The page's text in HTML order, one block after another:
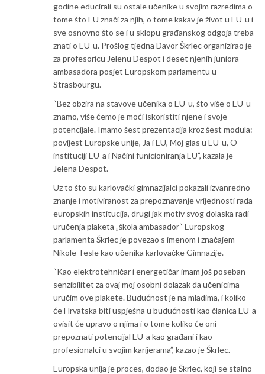
godine educirali su ostale učenike u svojim razredima o
tome što EU znači za njih, o tome kakav je život u EU-u i
sve osnovno što se i u sklopu građanskog odgoja treba
znati o EU-u. Prošlog tjedna Davor Škrlec organizirao je
za profesoricu Jelenu Despot i deset njenih juniora-
ambasadora posjet Europskom parlamentu u
Strasbourgu.
“Bez obzira na stavove učenika o EU-u, što više o EU-u
znamo, više ćemo je moći iskoristiti njene i svoje
potencijale. Imamo šest prezentacija kroz šest modula:
povijest Europske unije, Ja i EU, Moj glas u EU-u, O
instituciji EU-a i Načini funicioniranja EU”, kazala je
Jelena Despot.
Uz to što su karlovački gimnazijalci pokazali izvanredno
znanje i motiviranost za prepoznavanje vrijednosti rada
europskih institucija, drugi jak motiv svog dolaska radi
uručenja plaketa „škola ambasador“ Europskog
parlamenta Škrlec je povezao s imenom i značajem
Nikole Tesle kao učenika karlovačke Gimnazije.
“Kao elektrotehničar i energetičar imam još poseban
senzibilitet za ovaj moj osobni dolazak da učenicima
uručim ove plakete. Budućnost je na mladima, i koliko
će Hrvatska biti uspješna u budućnosti kao članica EU-a
ovisit će upravo o njima i o tome koliko će oni
prepoznati potencijal EU-a kao građani i kao
profesionalci u svojim karijerama”, kazao je Škrlec.
Europska unija je proces, dodao je Škrlec, koji se stalno